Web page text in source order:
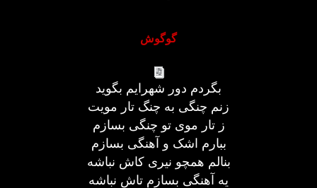
گوگوش
بگردم دور شهرایم بگوید
زنم چنگی به چنگ تار مویت
ز تار موی تو چنگی بسازم
ببارم اشک و آهنگی بسازم
بنالم همچو نیری کاش نباشه
یه آهنگی بسازم تاش نباشه